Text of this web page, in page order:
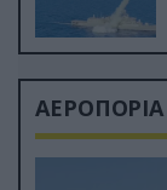
ΑΕΡΟΠΟΡΙΑ